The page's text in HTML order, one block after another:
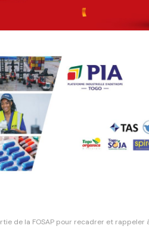
de la FOSAP pour recadrer et rappeler